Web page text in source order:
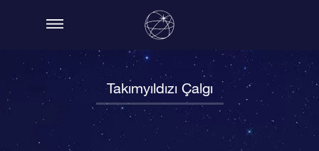
Takımyıldızı Çalgı